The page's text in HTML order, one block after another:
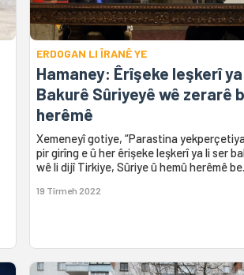
ERDOGAN LI ÎRANÊ YE
Hamaney: Êrîşeke leşkerî
Bakurê Sûriyeyê wê zerarê
herêmê
Xemeneyî gotiye, “Parastina
pir girîng e û her êrişeke leşkerî ya li ser
wê li dijî Tirkiye, Sûriye û hemû herêmê
19 Tîrmeh 2022